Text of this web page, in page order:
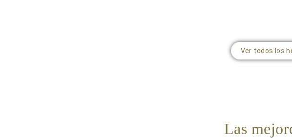
Ver todos los
Las